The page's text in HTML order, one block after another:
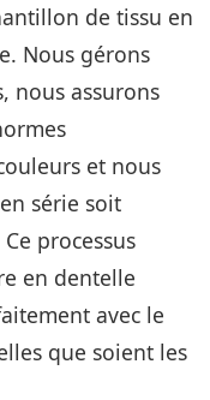
de tissu en
Nous gérons
nous assurons
et nous
série soit
processus
en dentelle
avec le
que soient les